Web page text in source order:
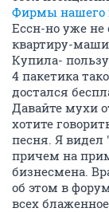
Фирмы нашего
Ессн-но уже не
квартиру-
Купила-
4 пакетика
достался
Давайте мухи
хотите
песня. Я видел
причем на
бизнесмена.
об этом в
всех